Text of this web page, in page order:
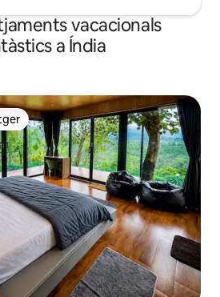
vacacionals
a Índia